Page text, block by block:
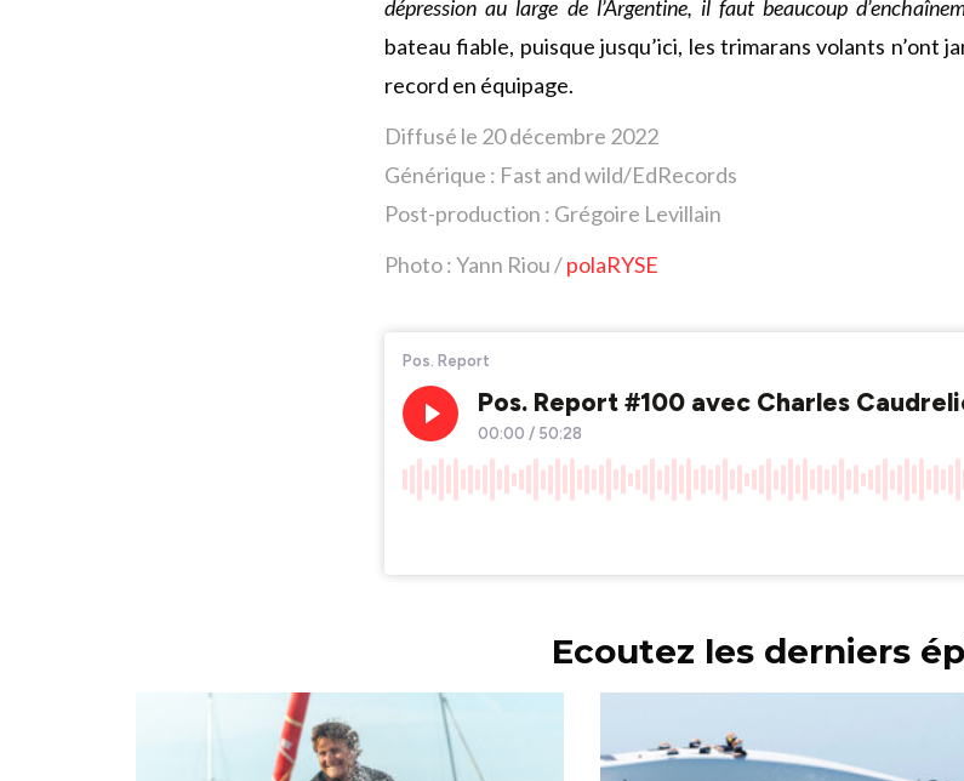
dépression au large de l’Argentine, il faut beaucoup
bateau fiable, puisque jusqu’ici, les trimarans volants n’ont
record en équipage.
Diffusé le 20 décembre 2022
Générique : Fast and wild/EdRecords
Post-production : Grégoire Levillain
Photo :Yann Riou /polaRYSE
Ecoutez les derniers